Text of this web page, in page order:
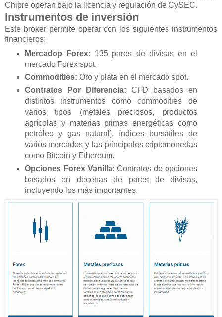
Chipre operan bajo la licencia y regulación de CySEC.
Instrumentos de inversión
Este broker permite operar con los siguientes instrumentos
financieros:
Mercadop Forex: 135 pares de divisas en el
mercado Forex spot.
Commodities: Oro y plata en el mercado spot.
Contratos Por Diferencia:CFD basados en
distintos instrumentos como commodities de
varios tipos (metales preciosos, productos
agrícolas y materias primas energéticas como
petróleo y gas natural), índices bursátiles de
varios mercados y las principales criptomonedas
como Bitcoin y Ethereum.
Opciones Forex Vanilla: Contratos de opciones
basados en decenas de pares de divisas,
incluyendo los más importantes.